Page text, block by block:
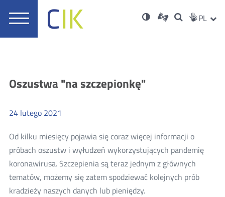
Menu
Wersja
Dla
niesłyszących
Nowa
karta
Otwórz
w
Nowa
karta
Social
PL
Aktualności
Oszustwa "na szczepionkę"
24 lutego 2021
Od kilku miesięcy pojawia się coraz więcej informacji o
próbach oszustw i wyłudzeń wykorzystujących pandemię
koronawirusa. Szczepienia są teraz jednym z głównych
tematów, możemy się zatem spodziewać kolejnych prób
kradzieży naszych danych lub pieniędzy.Więcej